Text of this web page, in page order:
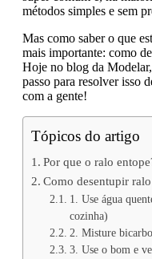
métodos simples e sem
Mas como saber o que
mais importante: como
Hoje no blog da
passo para resolver isso
com a gente!
Tópicos do artigo
Por que o ralo
Como desentupir
1. Use água
cozinha)
2. Misture
3. Use o bom e